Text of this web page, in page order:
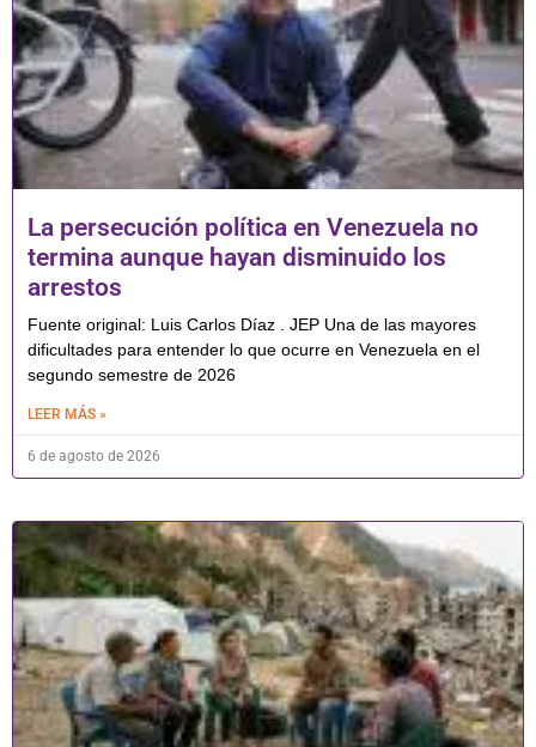
La persecución política en Venezuela no
termina aunque hayan disminuido los
arrestos
Fuente original: Luis Carlos Díaz . JEP Una de las mayores
dificultades para entender lo que ocurre en Venezuela en el
segundo semestre de 2026
LEER MÁS »
6 de agosto de 2026